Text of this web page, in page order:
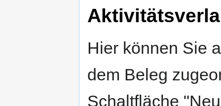
Hier können Sie
dem Beleg
Schaltfläche